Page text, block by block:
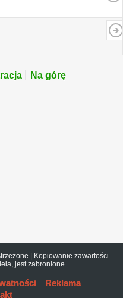
Na górę
| Kopiowanie zawartości
jest zabronione.
Reklama